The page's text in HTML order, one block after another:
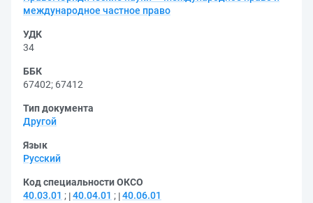
международное частное право
УДК
34
ББК
67402; 67412
Тип документа
Другой
Язык
Русский
Код специальности ОКСО
40.03.01 ; 40.04.01 ; 40.06.01